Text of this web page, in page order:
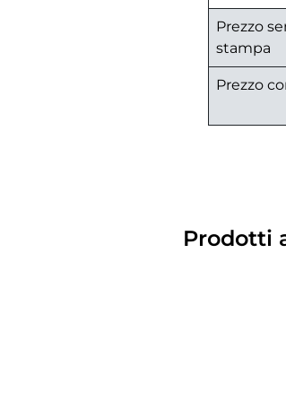
Prezzo
stampa
Prezzo
Prodotti